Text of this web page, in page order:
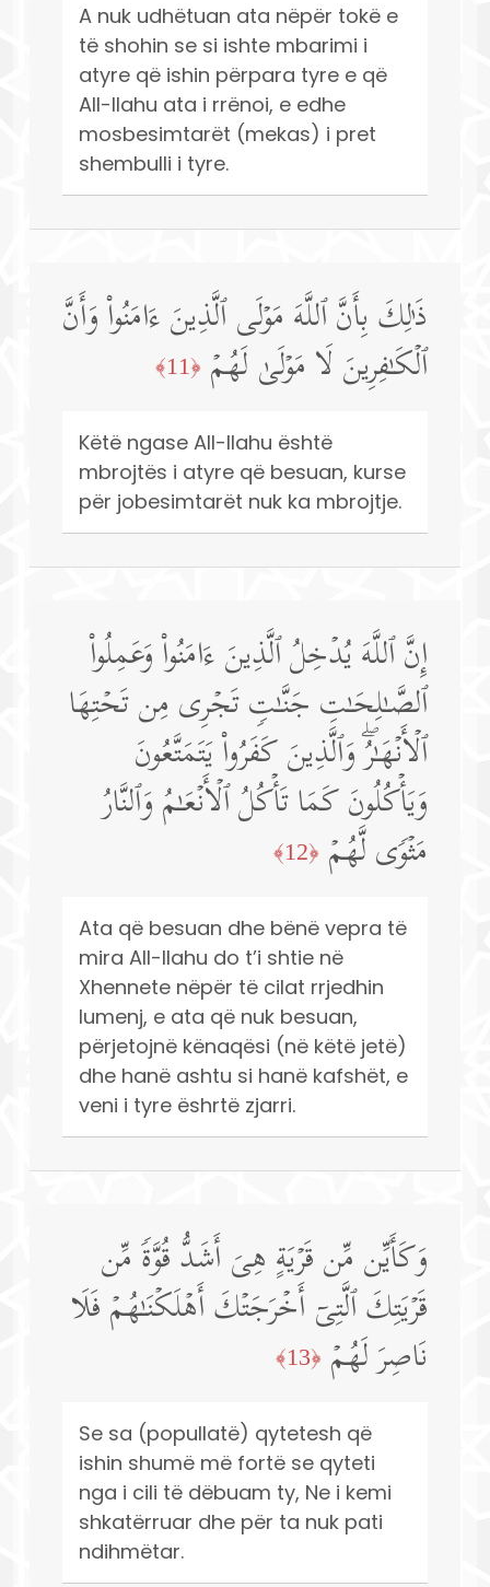
A nuk udhëtuan ata nëpër tokë e
të shohin se si ishte mbarimi i
atyre që ishin përpara tyre e që
All-llahu ata i rrënoi, e edhe
mosbesimtarët (mekas) i pret
shembulli i tyre.
ذَ ٰ⁠لِكَ بِأَنَّ ٱللَّهَ مَوۡلَى ٱلَّذِینَ ءَامَنُوا۟ وَأَنَّ
ٱلۡكَـٰفِرِینَ لَا مَوۡلَىٰ لَهُمۡ ﴿11﴾
Këtë ngase All-llahu është
mbrojtës i atyre që besuan, kurse
për jobesimtarët nuk ka mbrojtje.
إِنَّ ٱللَّهَ یُدۡخِلُ ٱلَّذِینَ ءَامَنُوا۟ وَعَمِلُوا۟
ٱلصَّـٰلِحَـٰتِ جَنَّـٰتࣲ تَجۡرِی مِن تَحۡتِهَا
ٱلۡأَنۡهَـٰرُۖ وَٱلَّذِینَ كَفَرُوا۟ یَتَمَتَّعُونَ
وَیَأۡكُلُونَ كَمَا تَأۡكُلُ ٱلۡأَنۡعَـٰمُ وَٱلنَّارُ
مَثۡوࣰى لَّهُمۡ ﴿12﴾
Ata që besuan dhe bënë vepra të
mira All-llahu do t’i shtie në
Xhennete nëpër të cilat rrjedhin
lumenj, e ata që nuk besuan,
përjetojnë kënaqësi (në këtë jetë)
dhe hanë ashtu si hanë kafshët, e
veni i tyre ëshrtë zjarri.
وَكَأَیِّن مِّن قَرۡیَةٍ هِیَ أَشَدُّ قُوَّةࣰ مِّن
قَرۡیَتِكَ ٱلَّتِیۤ أَخۡرَجَتۡكَ أَهۡلَكۡنَـٰهُمۡ فَلَا
نَاصِرَ لَهُمۡ ﴿13﴾
Se sa (popullatë) qytetesh që
ishin shumë më fortë se qyteti
nga i cili të dëbuam ty, Ne i kemi
shkatërruar dhe për ta nuk pati
ndihmëtar.